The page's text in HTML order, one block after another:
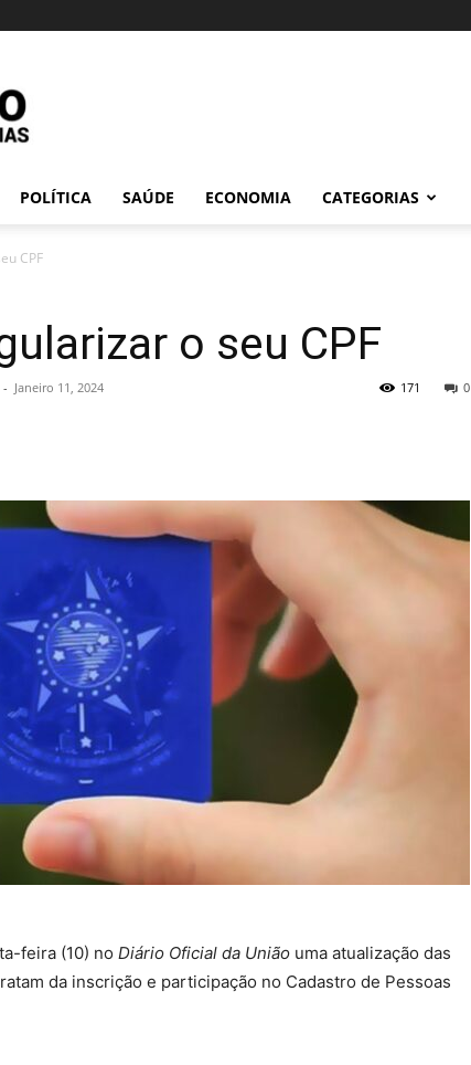
POLÍTICA SAÚDE ECONOMIA CATEGORIAS
CPF
o seu CPF
- Janeiro 11, 2024 0
171
feira (10) no Diário Oficial da União uma atualização das
da inscrição e participação no Cadastro de Pessoas